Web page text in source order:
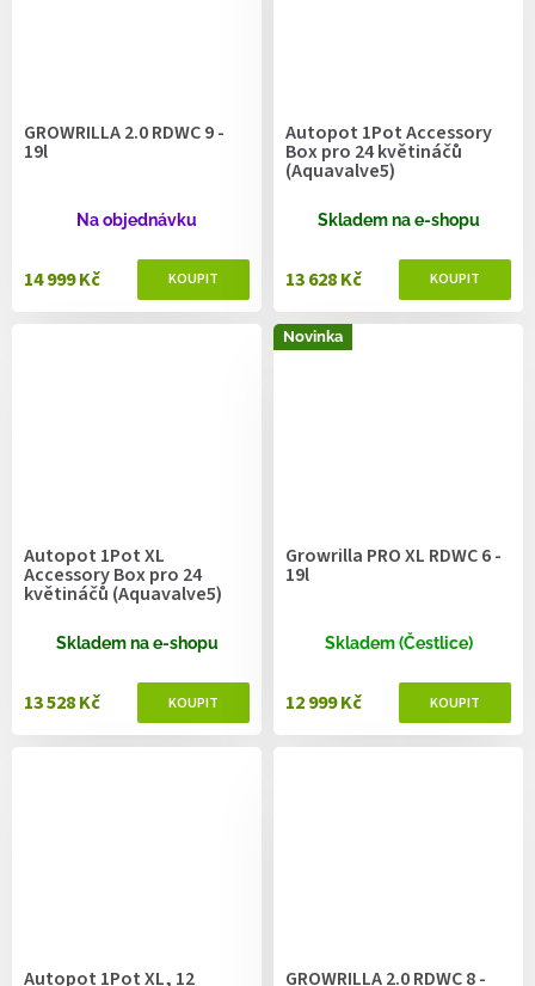
GROWRILLA 2.0 RDWC 9 -
19l
Na objednávku
14 999 Kč
Autopot 1Pot Accessory
Box pro 24 květináčů
(Aquavalve5)
Skladem na e-shopu
13 628 Kč
Autopot 1Pot XL
Accessory Box pro 24
květináčů (Aquavalve5)
Skladem na e-shopu
13 528 Kč
Novinka
Growrilla PRO XL RDWC 6 -
19l
Skladem (Čestlice)
12 999 Kč
Autopot 1Pot XL, 12 GROWRILLA 2.0 RDWC 8 -